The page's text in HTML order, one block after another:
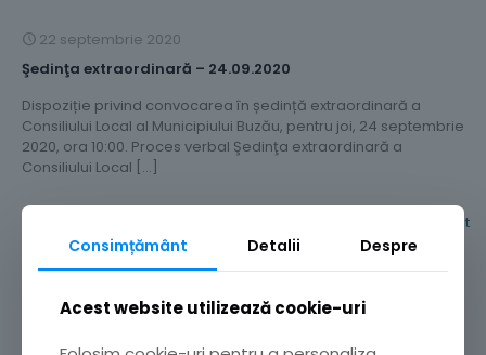
22 septembrie 2020
Şedinţa extraordinară – 24.09.2020
Dispoziție privind convocarea în ședință extraordinară a
Consiliului Local al Municipiului Buzău, pentru joi, 24 septembrie
2020, ora 10:00. Proces verbal Şedinţa extraordinară a
Consiliului Local […]
Citește mai mult
10 septembrie 2020
Consimțământ Detalii Despre
Acest website utilizează cookie-uri